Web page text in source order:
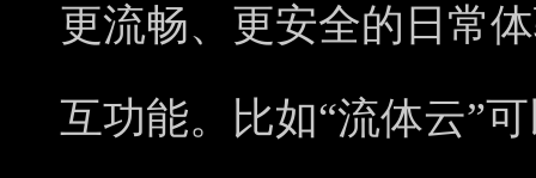
更流畅、更安全的日常
互功能。比如“流体云”